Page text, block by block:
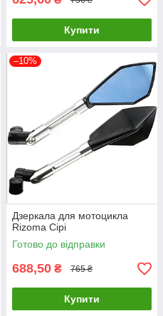
Купити
–10%
Дзеркала для мотоцикла
Rizoma Сірі
Готово до відправки
688,50 ₴ 765 ₴
Купити